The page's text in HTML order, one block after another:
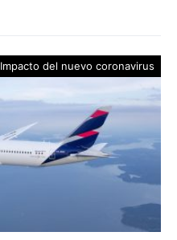
Impacto del nuevo coronavirus